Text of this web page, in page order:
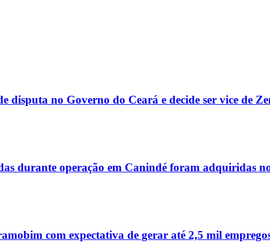
disputa no Governo do Ceará e decide ser vice de
durante operação em Canindé foram adquiridas
com expectativa de gerar até 2,5 mil